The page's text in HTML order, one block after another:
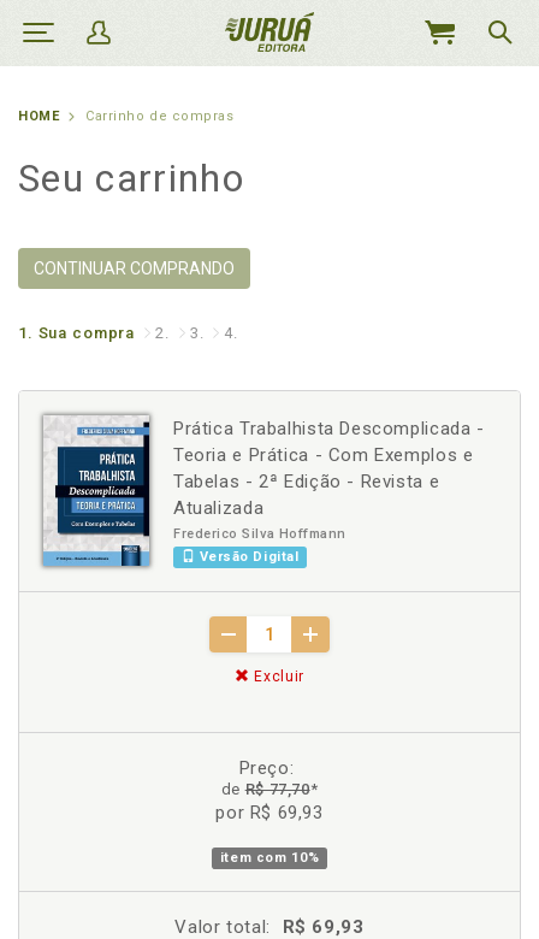
MEU
HOME Carrinho de compras
Seu carrinho
CONTINUAR COMPRANDO
1. Sua compra 2. 3. 4.
Prática Trabalhista Descomplicada -
Teoria e Prática - Com Exemplos e
Tabelas - 2ª Edição - Revista e
Atualizada
Frederico Silva Hoffmann
Versão Digital
Excluir
Preço:
deR$ 77,70*
por R$ 69,93
item com 10%
Valor total: R$ 69,93